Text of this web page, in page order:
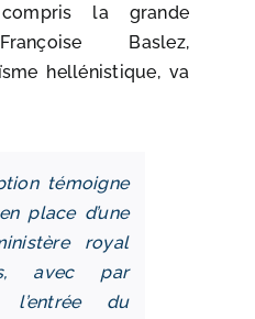
la grande
Baslez,
hellénistique, va
témoigne
place d’une
royal
avec par
l’entrée du